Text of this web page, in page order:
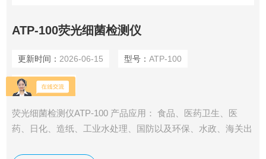
ATP-100荧光细菌检测仪
更新时间： 2026-06-15 型号： ATP-100
浏览量：3610
荧光细菌检测仪ATP-100 产品应用： 食品、医药卫生、医
药、日化、造纸、工业水处理、国防以及环保、水政、海关出